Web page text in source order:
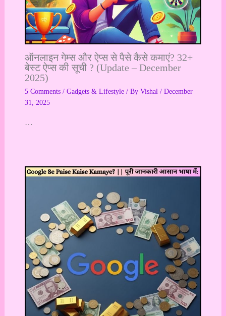
ऑनलाइन गेम्स और ऐप्स से पैसे कैसे कमाएं? 32+
बेस्ट ऐप्स की सूची ? (Update – December
2025)
5 Comments / Gadgets & Lifestyle/ By Vishal / December
31, 2025
…